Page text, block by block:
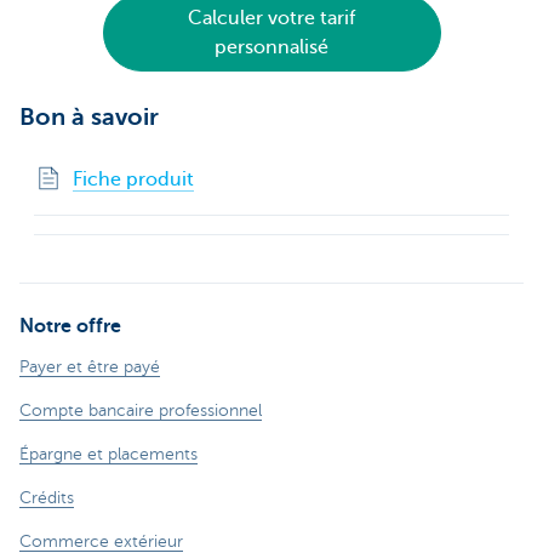
Calculer votre tarif
personnalisé
Bon à savoir
Fiche produit
Notre offre
Payer et être payé
Compte bancaire professionnel
Épargne et placements
Crédits
Commerce extérieur